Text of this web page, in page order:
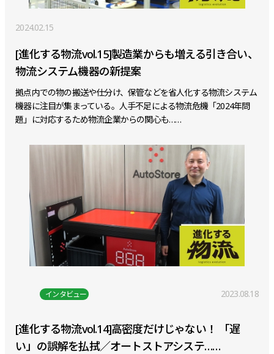
2024.02.15
[進化する物流vol.15]製造業からも増える引き合い、
物流システム機器の新提案
拠点内での物の搬送や仕分け、保管などを省人化する物流システム
機器に注目が集まっている。人手不足による物流危機「2024年問
題」に対応するため物流企業からの関心も……
インタビュー 2023.08.18
[進化する物流vol.14]高密度だけじゃない！ 「遅
い」の誤解を払拭／オートストアシステ……